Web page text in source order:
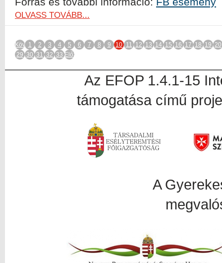
OLVASS TOVÁBB...
Következő
1 2 3 4 5 6 7 8 9 10 11 12 13 14 15 16 17 18 19 20
29 30 31 32 33 Előző
Az EFOP 1.4.1-15
támogatása című
A Gyerekesély